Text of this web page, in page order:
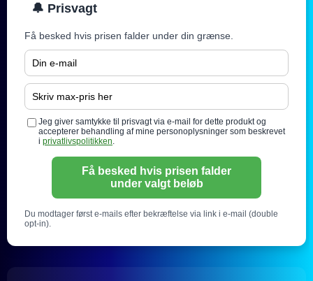
🔔 Prisvagt
Få besked hvis prisen falder under din grænse.
Jeg giver samtykke til prisvagt via e-mail for dette produkt og
accepterer behandling af mine personoplysninger som beskrevet
i privatlivspolitikken
Få besked hvis prisen falder
under valgt beløb
Du modtager først e-mails efter bekræftelse via link i e-mail (double
opt-in).